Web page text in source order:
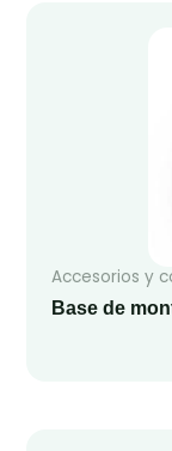
Accesorios y
Base de